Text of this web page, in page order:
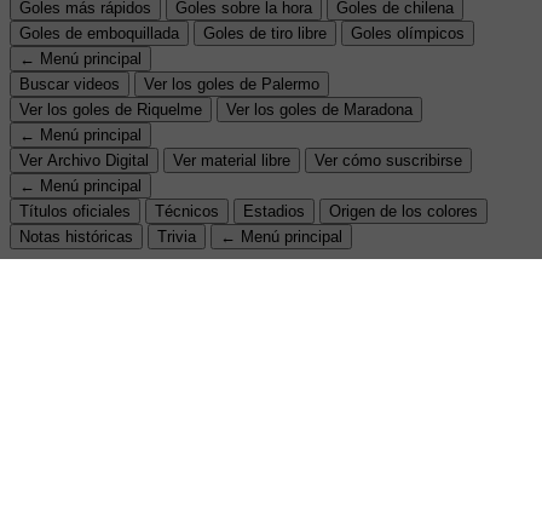
Goles más rápidos Goles sobre la hora
Goles de chilena
Goles de emboquillada
Goles de tiro libre
Goles olímpicos
← Menú principal
Buscar videos
Ver los goles de Palermo
Ver los goles de Riquelme
Ver los goles de Maradona
← Menú principal
Ver Archivo Digital
Ver material libre
Ver cómo suscribirse
← Menú principal
Títulos oficiales
Técnicos Estadios
Origen de los colores
Notas históricas
Trivia ← Menú principal